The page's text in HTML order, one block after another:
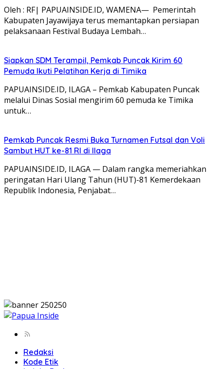
Oleh : RF| PAPUAINSIDE.ID, WAMENA— Pemerintah
Kabupaten Jayawijaya terus memantapkan persiapan
pelaksanaan Festival Budaya Lembah…
Siapkan SDM Terampil, Pemkab Puncak Kirim 60
Pemuda Ikuti Pelatihan Kerja di Timika
PAPUAINSIDE.ID, ILAGA – Pemkab Kabupaten Puncak
melalui Dinas Sosial mengirim 60 pemuda ke Timika
untuk…
Pemkab Puncak Resmi Buka Turnamen Futsal dan Voli
Sambut HUT ke-81 RI di Ilaga
PAPUAINSIDE.ID, ILAGA — Dalam rangka memeriahkan
peringatan Hari Ulang Tahun (HUT)-81 Kemerdekaan
Republik Indonesia, Penjabat…
Redaksi
Kode Etik